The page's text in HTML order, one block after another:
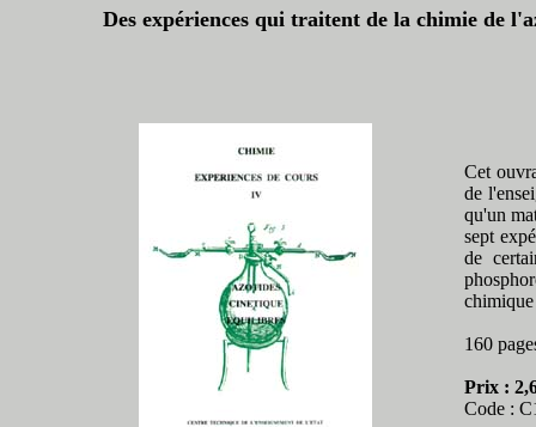
Des expériences qui traitent de la chimie de
Cet
de
qu'un
sept
de
160
Prix :
Code :